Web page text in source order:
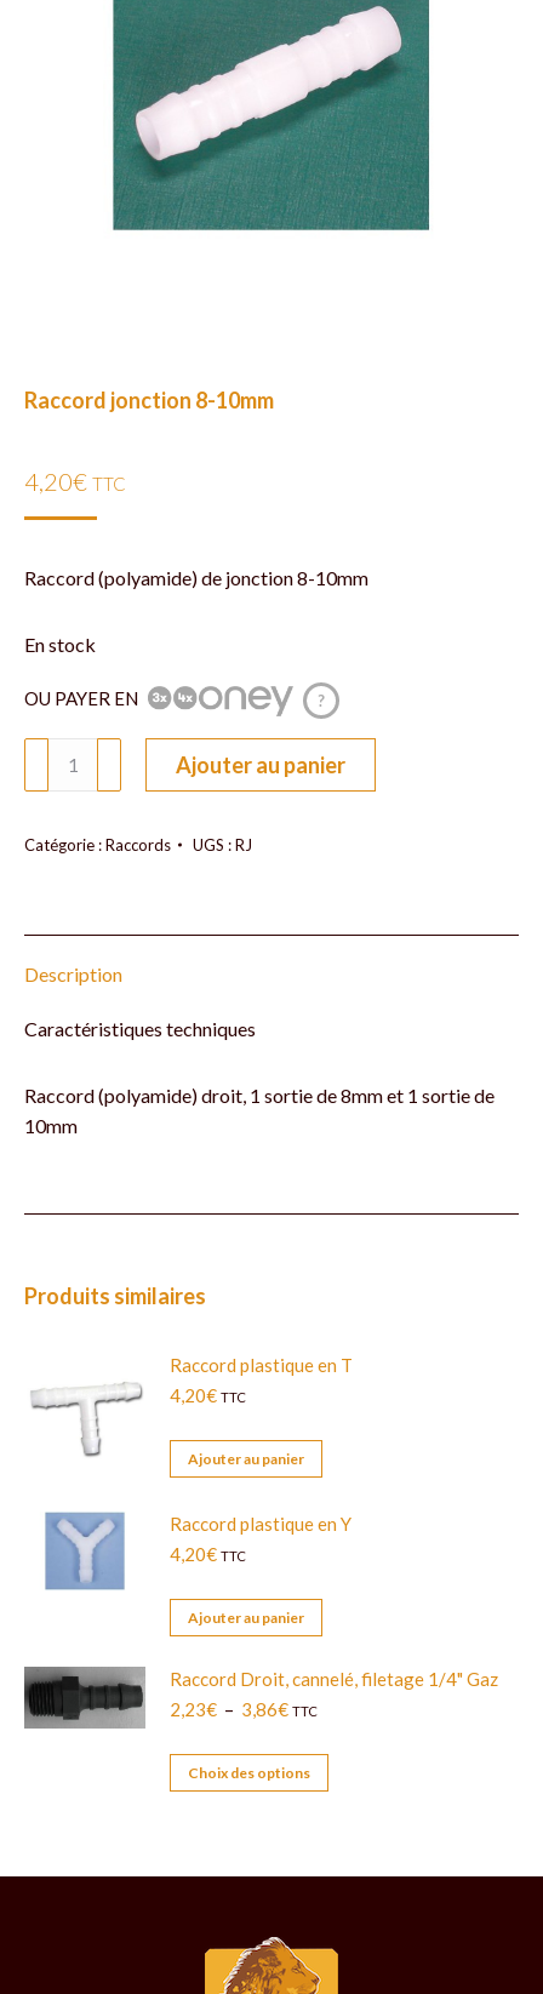
Raccord jonction 8-10mm
4,20€ TTC
Raccord (polyamide) de jonction 8-10mm
En stock
OU PAYER EN ?
jonction
Ajouter au panier
Catégorie :Raccords UGS :RJ
Description
Caractéristiques techniques
Raccord (polyamide) droit, 1 sortie de 8mm et 1 sortie de
10mm
Produits similaires
Raccord plastique en T
4,20€ TTC
Ajouter au panier
Raccord plastique en Y
4,20€ TTC
Ajouter au panier
Raccord Droit, cannelé, filetage 1/4" Gaz
2,23€ – 3,86€Plage
prix :
2,23€
TTC
Choix des options
produit
options